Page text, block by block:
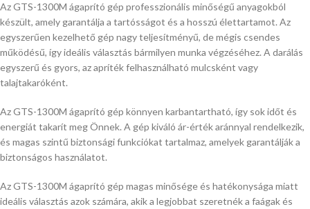
Az GTS-1300M ágaprító gép professzionális minőségű anyagokból
készült, amely garantálja a tartósságot és a hosszú élettartamot. Az
egyszerűen kezelhető gép nagy teljesítményű, de mégis csendes
működésű, így ideális választás bármilyen munka végzéséhez. A darálás
egyszerű és gyors, az apríték felhasználható mulcsként vagy
talajtakaróként.
Az GTS-1300M ágaprító gép könnyen karbantartható, így sok időt és
energiát takarít meg Önnek. A gép kiváló ár-érték aránnyal rendelkezik,
és magas szintű biztonsági funkciókat tartalmaz, amelyek garantálják a
biztonságos használatot.
Az GTS-1300M ágaprító gép magas minősége és hatékonysága miatt
ideális választás azok számára, akik a legjobbat szeretnék a faágak és